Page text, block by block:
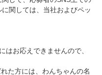
関しては、当社およびペッ
はお応えできませんので、
た方には、わんちゃんの名